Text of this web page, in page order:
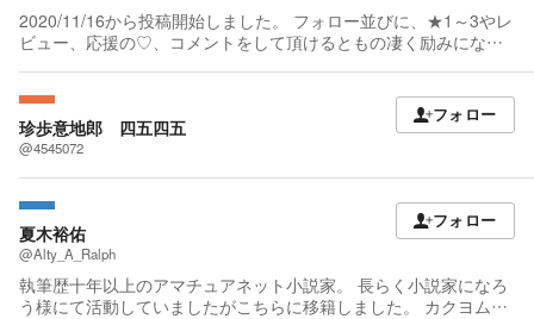
2020/11/16から投稿開始しました。 フォロー並びに、★1～3やレ
ビュー、応援の♡、コメントをして頂けるともの凄く励みになり
と一緒に異世界生活を満喫します～」 【2022/8/10書籍化】1巻発
売中。 webtoonで漫画も掲載中。 長編 2020/1/5～ 「裏稼業転生
～元極道が異世界で優しい家族の為に領地発展させますが何か？
ネクスト様より連載中。
珍歩意地郎 四五四五
@4545072
フォロー
夏木裕佑
@Alty_A_Ralph
執筆歴十年以上のアマチュアネット小説家。 長らく小説家になろ
う様にて活動していましたがこちらに移籍しました。 カクヨムで
フォロー